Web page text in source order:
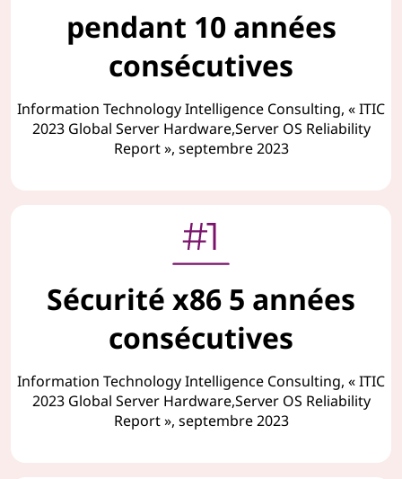
pendant 10 années
consécutives
Information Technology Intelligence Consulting, « ITIC
2023 Global Server Hardware,Server OS Reliability
Report », septembre 2023
Sécurité x86 5 années
consécutives
Information Technology Intelligence Consulting, « ITIC
2023 Global Server Hardware,Server OS Reliability
Report », septembre 2023